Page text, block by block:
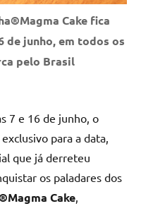
Cake fica
de junho, em todos os
pelo Brasil
7 e 16 de junho, o
para a data,
que já derreteu
os paladares dos
Cake,